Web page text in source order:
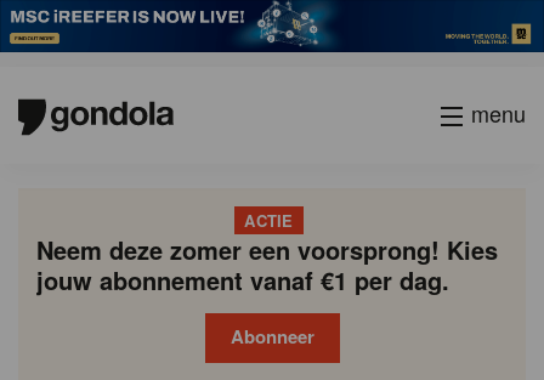
menu
ACTIE
Neem deze zomer een voorsprong! Kies
jouw abonnement vanaf €1 per dag.
Abonneer